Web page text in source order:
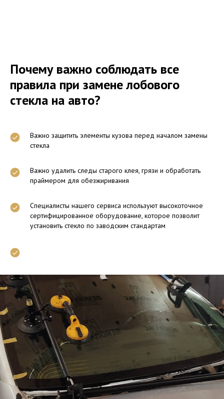
Почему важно соблюдать все
правила при замене лобового
стекла на авто?
Важно защитить элементы кузова перед началом замены
стекла
Важно удалить следы старого клея, грязи и обработать
праймером для обезжиривания
Специалисты нашего сервиса используют высокоточное
сертифицированное оборудование, которое позволит
установить стекло по заводским стандартам